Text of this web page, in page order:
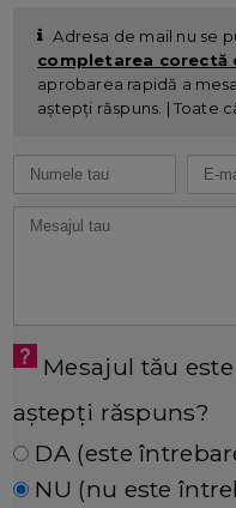
Adresa de mail nu se
completarea corectă
aprobarea rapidă a
aștepți răspuns. | Toate
Mesajul tău
aștepți răspuns?
DA (este
NU (nu este